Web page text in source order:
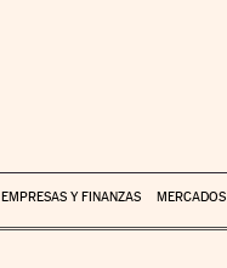
EMPRESAS Y FINANZAS MERCADOS